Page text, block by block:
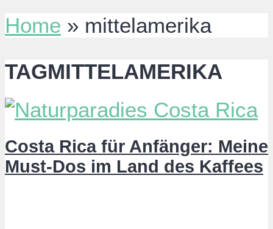
Home » mittelamerika
TAGMITTELAMERIKA
Costa Rica für Anfänger: Meine
Must-Dos im Land des Kaffees